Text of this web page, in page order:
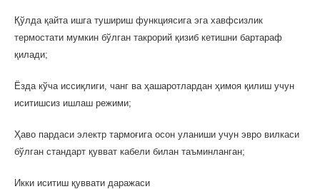
Қўлда қайта ишга тушириш функциясига эга хавфсизлик
термостати мумкин бўлган такрорий қизиб кетишни бартараф
қилади;
Ёзда кўча иссиқлиги, чанг ва ҳашаротлардан ҳимоя қилиш учун
иситишсиз ишлаш режими;
Ҳаво пардаси электр тармоғига осон уланиши учун эвро вилкаси
бўлган стандарт қувват кабели билан таъминланган;
Икки иситиш қуввати даражаси